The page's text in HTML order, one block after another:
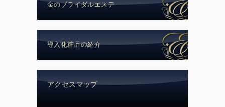
金のブライダルエステ
導入化粧品の紹介
アクセスマップ